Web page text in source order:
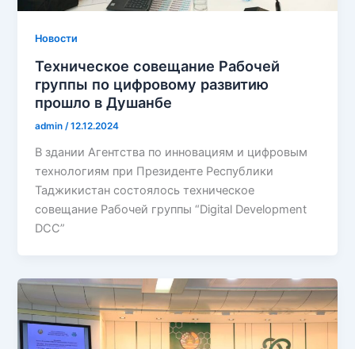
Новости
Техническое совещание Рабочей
группы по цифровому развитию
прошло в Душанбе
admin/12.12.2024
В здании Агентства по инновациям и цифровым
технологиям при Президенте Республики
Таджикистан состоялось техническое
совещание Рабочей группы “Digital Development
DCC”